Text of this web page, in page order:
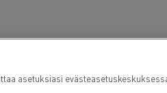
asetuksiasi